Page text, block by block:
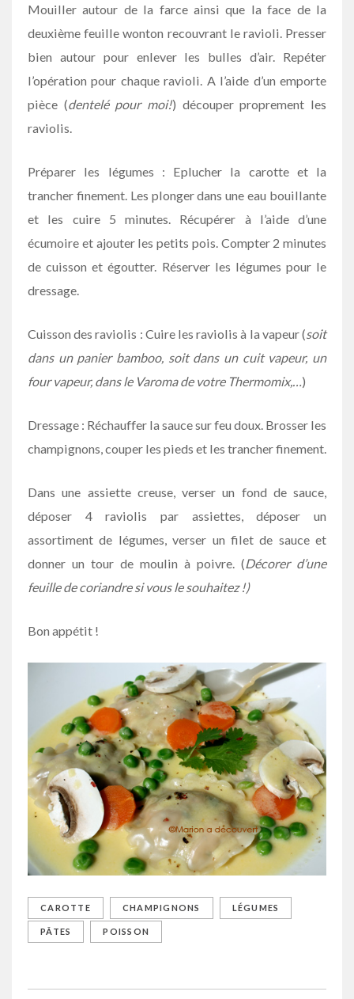
Mouiller autour de la farce ainsi que la face de la
deuxième feuille wonton recouvrant le ravioli. Presser
bien autour pour enlever les bulles d’air. Repéter
l’opération pour chaque ravioli. A l’aide d’un emporte
pièce (dentelé pour moi!) découper proprement les
raviolis.
Préparer les légumes : Eplucher la carotte et la
trancher finement. Les plonger dans une eau bouillante
et les cuire 5 minutes. Récupérer à l’aide d’une
écumoire et ajouter les petits pois. Compter 2 minutes
de cuisson et égoutter. Réserver les légumes pour le
dressage.
Cuisson des raviolis : Cuire les raviolis à la vapeur (soit
dans un panier bamboo, soit dans un cuit vapeur, un
four vapeur, dans le Varoma de votre Thermomix,… )
Dressage : Réchauffer la sauce sur feu doux. Brosser les
champignons, couper les pieds et les trancher finement.
Dans une assiette creuse, verser un fond de sauce,
déposer 4 raviolis par assiettes, déposer un
assortiment de légumes, verser un filet de sauce et
donner un tour de moulin à poivre. (Décorer d’une
feuille de coriandre si vous le souhaitez !)
Bon appétit !
CAROTTE CHAMPIGNONS LÉGUMES
PÂTES POISSON